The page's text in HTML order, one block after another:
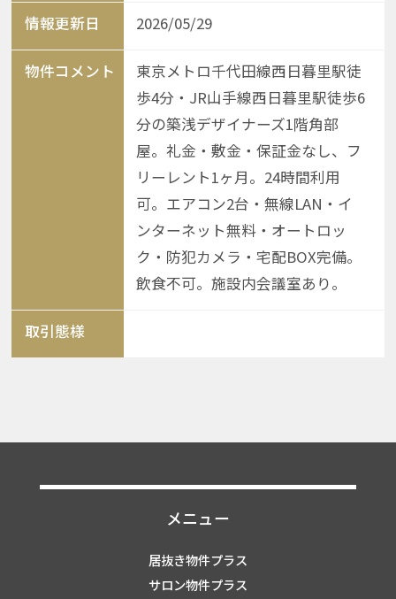
情報更新日 2026/05/29
物件コメント
東京メトロ千代田線西日暮里駅徒
歩4分・JR山手線西日暮里駅徒歩6
分の築浅デザイナーズ1階角部
屋。礼金・敷金・保証金なし、フ
リーレント1ヶ月。24時間利用
可。エアコン2台・無線LAN・イ
ンターネット無料・オートロッ
ク・防犯カメラ・宅配BOX完備。
飲食不可。施設内会議室あり。
取引態様
メニュー
居抜き物件プラス
サロン物件プラス